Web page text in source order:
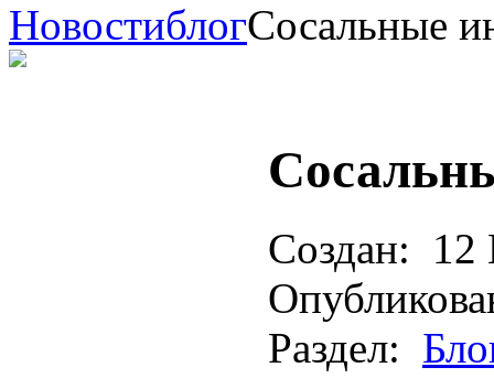
НовостиблогСосальные
Создан:
12
Раздел: